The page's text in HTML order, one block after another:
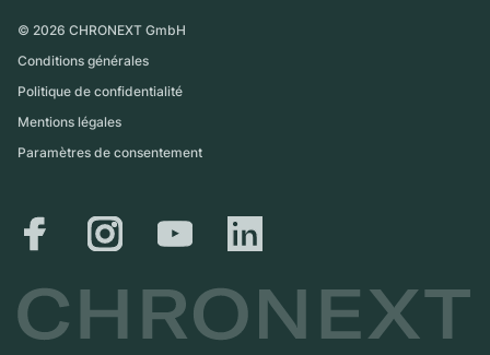
© 2026 CHRONEXT GmbH
Conditions générales
Politique de confidentialité
Mentions légales
Paramètres de consentement